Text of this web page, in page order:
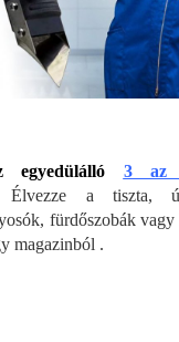
egyedülálló 3 az
Élvezze a tiszta,
fürdőszobák
magazinból .